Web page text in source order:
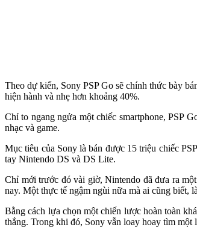
Theo dự kiến, Sony PSP Go sẽ chính thức bày
hiện hành và nhẹ hơn khoảng 40%.
Chỉ to ngang ngửa một chiếc smartphone, PSP
nhạc và game.
Mục tiêu của Sony là bán được 15 triệu chiếc
tay Nintendo DS và DS Lite.
Chỉ mới trước đó vài giờ, Nintendo đã đưa ra
nay. Một thực tế ngậm ngùi nữa mà ai cũng biết,
Bằng cách lựa chọn một chiến lược hoàn toàn
thắng. Trong khi đó, Sony vẫn loay hoay tìm một